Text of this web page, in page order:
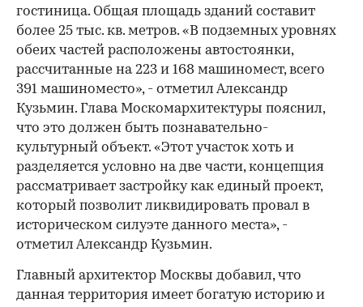
гостиница. Общая площадь зданий составит
более 25 тыс. кв. метров. «В подземных уровнях
обеих частей расположены автостоянки,
рассчитанные на 223 и 168 машиномест, всего
391 машиноместо», - отметил Александр
Кузьмин. Глава Москомархитектуры пояснил,
что это должен быть познавательно-
культурный объект. «Этот участок хоть и
разделяется условно на две части, концепция
рассматривает застройку как единый проект,
который позволит ликвидировать провал в
историческом силуэте данного места», -
отметил Александр Кузьмин.
Главный архитектор Москвы добавил, что
данная территория имеет богатую историю и